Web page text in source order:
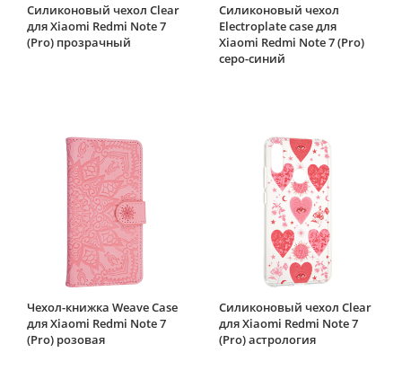
Силиконовый чехол Clear
для Xiaomi Redmi Note 7
(Pro) прозрачный
Силиконовый чехол
Electroplate case для
Xiaomi Redmi Note 7 (Pro)
серо-синий
Чехол-книжка Weave Case
для Xiaomi Redmi Note 7
(Pro) розовая
Силиконовый чехол Clear
для Xiaomi Redmi Note 7
(Pro) астрология